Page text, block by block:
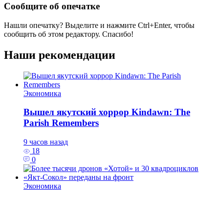
Сообщите об опечатке
Нашли опечатку? Выделите и нажмите Ctrl+Enter, чтобы
сообщить об этом редактору. Спасибо!
Наши рекомендации
Экономика
Вышел якутский хоррор Kindawn: The
Parish Remembers
9 часов назад
18
0
Экономика